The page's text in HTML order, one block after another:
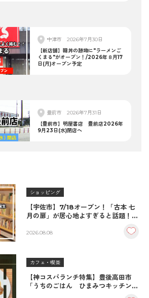
中津市
2026年7月30日
【新店舗】韓丼の跡地に"ラーメンご
くまる"がオープン！/2026年８月17
日(月)オープン予定
豊前市
2026年7月31日
【豊前市】明屋書店 豊前店2026年
9月23日(水)閉店へ
ショッピング
【宇佐市】7/18オープン！「古本 七
月の扉」が居心地よすぎると話題！絶
至福の読書空間
2026.08.08
カフェ・喫茶
【神コスパランチ特集】豊後高田市
「うちのごはん ひまみつキッチン」